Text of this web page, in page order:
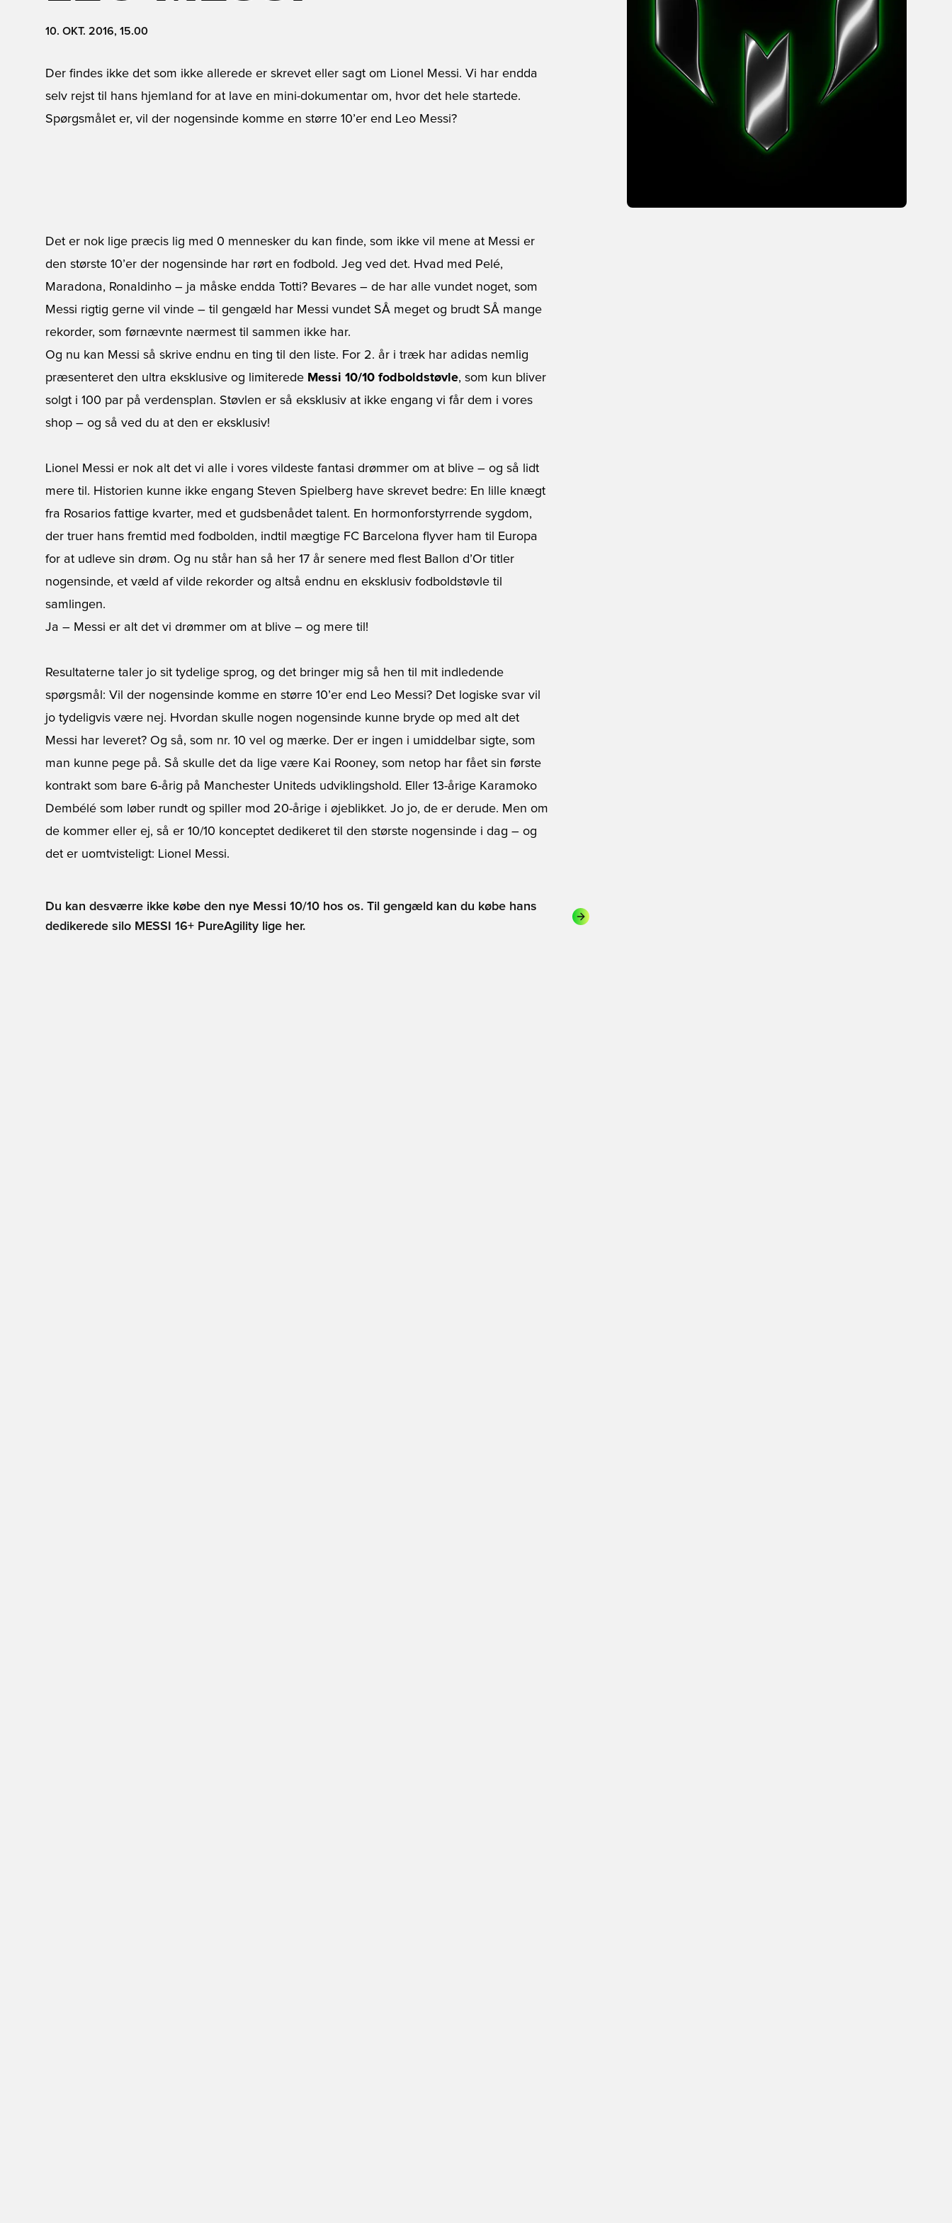
10. OKT. 2016, 15.00
Der findes ikke det som ikke allerede er skrevet eller sagt om Lionel Messi. Vi har endda
selv rejst til hans hjemland for at lave en mini-dokumentar om, hvor det hele startede.
Spørgsmålet er, vil der nogensinde komme en større 10’er end Leo Messi?
Det er nok lige præcis lig med 0 mennesker du kan finde, som ikke vil mene at Messi er
den største 10’er der nogensinde har rørt en fodbold. Jeg ved det. Hvad med Pelé,
Maradona, Ronaldinho – ja måske endda Totti? Bevares – de har alle vundet noget, som
Messi rigtig gerne vil vinde – til gengæld har Messi vundet SÅ meget og brudt SÅ mange
rekorder, som førnævnte nærmest til sammen ikke har.
Og nu kan Messi så skrive endnu en ting til den liste. For 2. år i træk har adidas nemlig
præsenteret den ultra eksklusive og limiterede Messi 10/10 fodboldstøvle, som kun bliver
solgt i 100 par på verdensplan. Støvlen er så eksklusiv at ikke engang vi får dem i vores
shop – og så ved du at den er eksklusiv!
Lionel Messi er nok alt det vi alle i vores vildeste fantasi drømmer om at blive – og så lidt
mere til. Historien kunne ikke engang Steven Spielberg have skrevet bedre: En lille knægt
fra Rosarios fattige kvarter, med et gudsbenådet talent. En hormonforstyrrende sygdom,
der truer hans fremtid med fodbolden, indtil mægtige FC Barcelona flyver ham til Europa
for at udleve sin drøm. Og nu står han så her 17 år senere med flest Ballon d’Or titler
nogensinde, et væld af vilde rekorder og altså endnu en eksklusiv fodboldstøvle til
samlingen.
Ja – Messi er alt det vi drømmer om at blive – og mere til!
Resultaterne taler jo sit tydelige sprog, og det bringer mig så hen til mit indledende
spørgsmål: Vil der nogensinde komme en større 10’er end Leo Messi? Det logiske svar vil
jo tydeligvis være nej. Hvordan skulle nogen nogensinde kunne bryde op med alt det
Messi har leveret? Og så, som nr. 10 vel og mærke. Der er ingen i umiddelbar sigte, som
man kunne pege på. Så skulle det da lige være Kai Rooney, som netop har fået sin første
kontrakt som bare 6-årig på Manchester Uniteds udviklingshold. Eller 13-årige Karamoko
Dembélé som løber rundt og spiller mod 20-årige i øjeblikket. Jo jo, de er derude. Men om
de kommer eller ej, så er 10/10 konceptet dedikeret til den største nogensinde i dag – og
det er uomtvisteligt: Lionel Messi.
Du kan desværre ikke købe den nye Messi 10/10 hos os. Til gengæld kan du købe hans
dedikerede silo MESSI 16+ PureAgility lige her.